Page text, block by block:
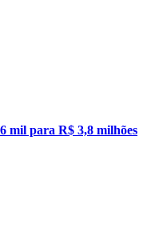
mil para R$ 3,8 milhões